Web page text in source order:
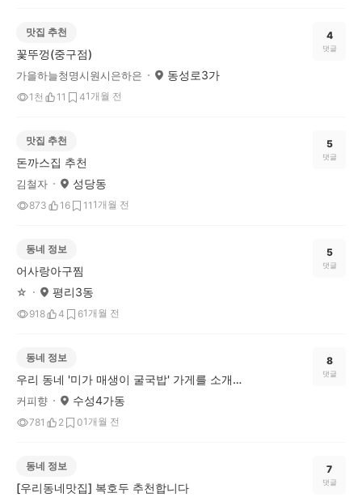
맛집 추천
꽃뚜껑(중구점)
가을하늘청명시원시은하은 동성로3가
1천 11 41개월 전
4
댓글
맛집 추천
돈까스집 추천
김철자 성당동
873 16 11 1개월 전
5
댓글
동네 정보
어사랑아구찜
☆ 평리3동
918 4 61개월 전
5
댓글
동네 정보
우리 동네 '미가 매생이 굴국밥' 가게를 소개합니다.
커피향 수성4가동
781 2 01개월 전
8
댓글
동네 정보
[우리동네맛집] 복호두 추천합니다
7
댓글